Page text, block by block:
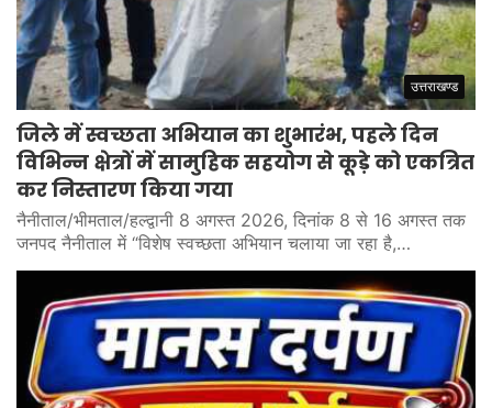
उत्तराखण्ड
जिले में स्वच्छता अभियान का शुभारंभ, पहले दिन
विभिन्न क्षेत्रों में सामुहिक सहयोग से कूड़े को एकत्रित
कर निस्तारण किया गया
नैनीताल/भीमताल/हल्द्वानी 8 अगस्त 2026, दिनांक 8 से 16 अगस्त तक
जनपद नैनीताल में “विशेष स्वच्छता अभियान चलाया जा रहा है,…